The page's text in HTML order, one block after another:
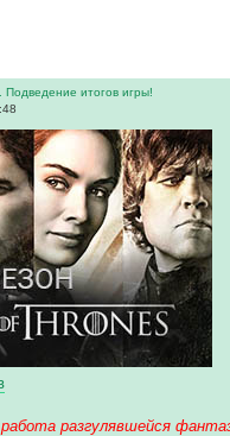
итогов игры!
разгулявшейся